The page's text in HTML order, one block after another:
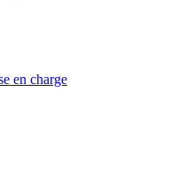
en charge